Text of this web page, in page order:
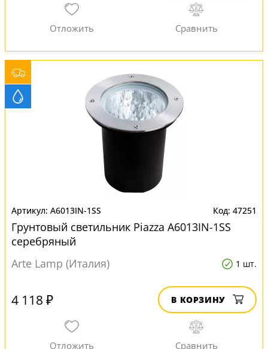
A6013IN-1SS 47251
Грунтовый светильник Piazza A6013IN-1SS
серебряный
Arte Lamp (Италия)
1 шт.
4 118 ₽ В КОРЗИНУ